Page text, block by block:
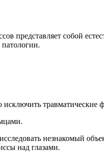
представляет собой
патологии.
исключить травматические
незнакомый
над глазами.